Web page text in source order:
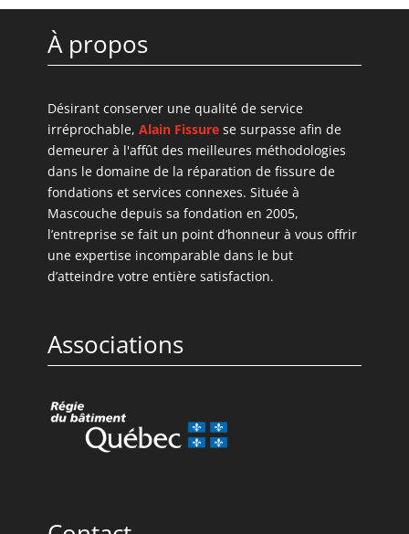
À propos
Désirant conserver une qualité de service
irréprochable, Alain Fissurese surpasse afin de
demeurer à l'affût des meilleures méthodologies
dans le domaine de la réparation de fissure de
fondations et services connexes. Située à
Mascouche depuis sa fondation en 2005,
l’entreprise se fait un point d’honneur à vous offrir
une expertise incomparable dans le but
d’atteindre votre entière satisfaction.
Associations